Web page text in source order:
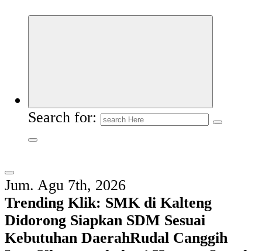
Search for:
Jum. Agu 7th, 2026
Trending Klik: SMK di Kalteng
Didorong Siapkan SDM Sesuai
Kebutuhan DaerahRudal Canggih